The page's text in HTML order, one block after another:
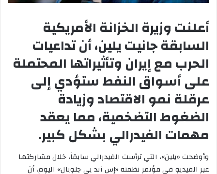
أعلنت وزيرة الخزانة الأمريكية
السابقة جانيت يلين، أن تداعيات
الحرب مع إيران وتأثيراتها المحتملة
على أسواق النفط ستؤدي إلى
عرقلة نمو الاقتصاد وزيادة
الضغوط التضخمية، مما يعقد
مهمات الفيدرالي بشكل كبير.
وأوضحت «يلين»، التي ترأست الفيدرالي سابقاً، خلال مشاركتها
عبر الفيديو في مؤتمر نظمته «إس آند بي جلوبال» اليوم، أن